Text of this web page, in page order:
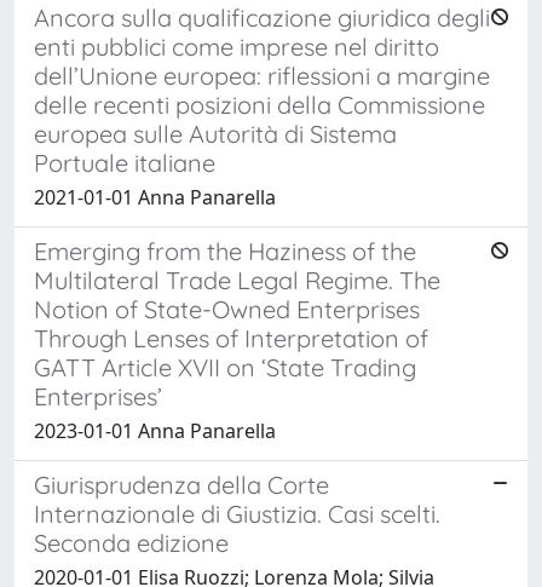
Ancora sulla qualificazione giuridica degli
enti pubblici come imprese nel diritto
dell’Unione europea: riflessioni a margine
delle recenti posizioni della Commissione
europea sulle Autorità di Sistema
Portuale italiane
2021-01-01 Anna Panarella
Emerging from the Haziness of the
Multilateral Trade Legal Regime. The
Notion of State-Owned Enterprises
Through Lenses of Interpretation of
GATT Article XVII on ‘State Trading
Enterprises’
2023-01-01 Anna Panarella
Giurisprudenza della Corte
Internazionale di Giustizia. Casi scelti.
Seconda edizione
2020-01-01 Elisa Ruozzi; Lorenza Mola; Silvia